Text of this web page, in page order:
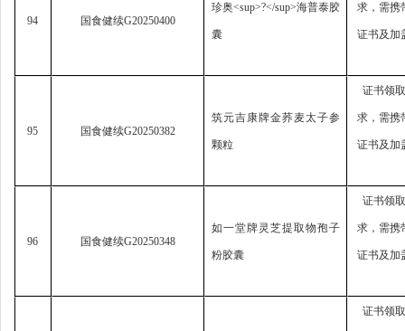
94 国食健续G20250400
珍奥<sup>?</sup>海普泰胶
囊
求， 需携
证书及加
95 国食健续G20250382
筑元吉康牌金荞麦太子参
颗粒
证书领
求， 需携
证书及加
96 国食健续G20250348
如一堂牌灵芝提取物孢子
粉胶囊
证书领
求， 需携
证书及加
证书领